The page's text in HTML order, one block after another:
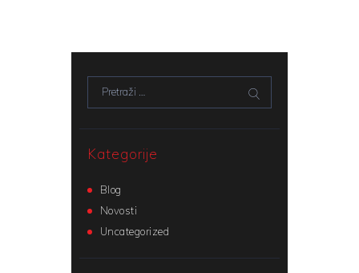
Kategorije
Blog
Novosti
Uncategorized